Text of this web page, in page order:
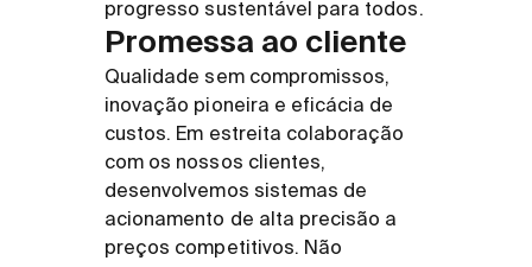
progresso sustentável para todos.
Promessa ao cliente
Qualidade sem compromissos,
inovação pioneira e eficácia de
custos. Em estreita colaboração
com os nossos clientes,
desenvolvemos sistemas de
acionamento de alta precisão a
preços competitivos. Não